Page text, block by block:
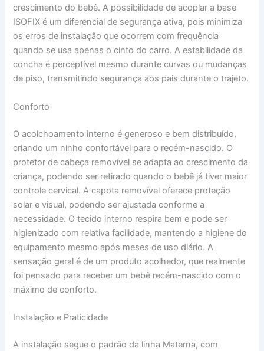
crescimento do bebê. A possibilidade de acoplar a base
ISOFIX é um diferencial de segurança ativa, pois minimiza
os erros de instalação que ocorrem com frequência
quando se usa apenas o cinto do carro. A estabilidade da
concha é perceptível mesmo durante curvas ou mudanças
de piso, transmitindo segurança aos pais durante o trajeto.
Conforto
O acolchoamento interno é generoso e bem distribuído,
criando um ninho confortável para o recém-nascido. O
protetor de cabeça removível se adapta ao crescimento da
criança, podendo ser retirado quando o bebê já tiver maior
controle cervical. A capota removível oferece proteção
solar e visual, podendo ser ajustada conforme a
necessidade. O tecido interno respira bem e pode ser
higienizado com relativa facilidade, mantendo a higiene do
equipamento mesmo após meses de uso diário. A
sensação geral é de um produto acolhedor, que realmente
foi pensado para receber um bebê recém-nascido com o
máximo de conforto.
Instalação e Praticidade
A instalação segue o padrão da linha Materna, com